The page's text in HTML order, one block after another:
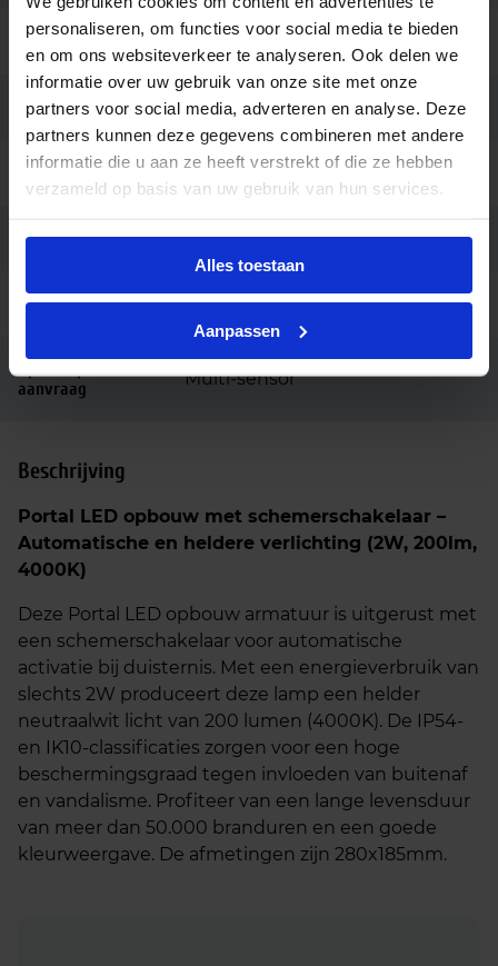
personaliseren, om functies voor social media te bieden
en om ons websiteverkeer te analyseren. Ook delen we
informatie over uw gebruik van onze site met onze
partners voor social media, adverteren en analyse. Deze
partners kunnen deze gegevens combineren met andere
informatie die u aan ze heeft verstrekt of die ze hebben
verzameld op basis van uw gebruik van hun services.
Alles toestaan
Aanpassen
Kleur Wit
Montage Opbouw
Aansluiting Insteekconnector
Garantie 2 jaar
Code LU074914
aanvraag
Multi-sensor
Beschrijving
Portal LED opbouw met schemerschakelaar –
Automatische en heldere verlichting (2W, 200lm,
4000K)
Deze Portal LED opbouw armatuur is uitgerust met
een schemerschakelaar voor automatische
activatie bij duisternis. Met een energieverbruik van
slechts 2W produceert deze lamp een helder
neutraalwit licht van 200 lumen (4000K). De IP54-
en IK10-classificaties zorgen voor een hoge
beschermingsgraad tegen invloeden van buitenaf
en vandalisme. Profiteer van een lange levensduur
van meer dan 50.000 branduren en een goede
kleurweergave. De afmetingen zijn 280x185mm.